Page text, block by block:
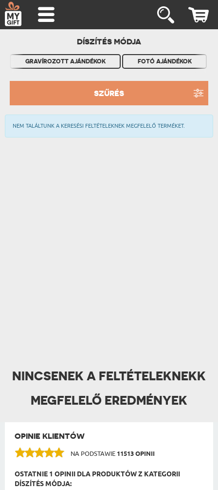
DÍSZÍTÉS MÓDJA
GRAVÍROZOTT AJÁNDÉKOK FOTÓ AJÁNDÉKOK
SZŰRÉS
NEM TALÁLTUNK A KERESÉSI FELTÉTELEKNEK MEGFELELŐ TERMÉKET.
NINCSENEK A FELTÉTELEKNEKK
MEGFELELŐ EREDMÉNYEK
OPINIE KLIENTÓW
NA PODSTAWIE 11513 OPINII
OSTATNIE 1 OPINII DLA PRODUKTÓW Z KATEGORII
DÍSZÍTÉS MÓDJA: